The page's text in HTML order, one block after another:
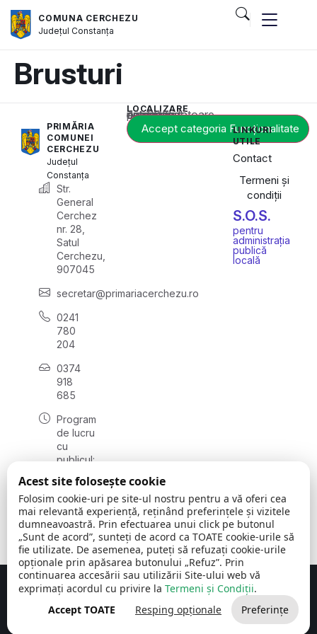
COMUNA CERCHEZU
JudețulConstanța
Brusturi
PRIMĂRIA
COMUNEI
CERCHEZU
Județul
Constanța
Str.
General
Cerchez
nr. 28,
Satul
Cerchezu,
907045
secretar@primariacerchezu.ro
0241
780
204
0374
918
685
Program
de lucru
cu
publicul:
08:00 -
16:30
, vineri:
08:00 -
14:00
LOCALIZARE
Acest conținut este blocat până când acceptați categoria corespunzătoare de cookie-uri.
Accept categoria Funcționalitate
LINKURI
UTILE
Contact
Termeni și
condiții
S.O.S.
pentru
administrația
publică
locală
Comuna Cerchezu © 2026Toate drepturile rezervate
Concept realizat de Big Media Relații Publice SRL
Acest site folosește cookie
Folosim cookie-uri pe site-ul nostru pentru a vă oferi cea
mai relevantă experiență, reținând preferințele și vizitele
dumneavoastră. Prin efectuarea unui click pe butonul
„Sunt de acord”, sunteți de acord ca TOATE cookie-urile să
fie utilizate. De asemenea, puteți să refuzați cookie-urile
opționale prin apăsarea butonului „Refuz”. Prin
continuarea accesării sau utilizării Site-ului web vă
exprimați acordul cu privire la Termeni și Condiții.
Accept TOATE
Resping opționale Preferințe